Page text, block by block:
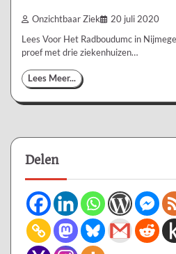
Onzichtbaar Ziek 20 juli 2020
Lees Voor Het Radboudumc in
proef met drie ziekenhuizen…
Lees Meer...
Delen